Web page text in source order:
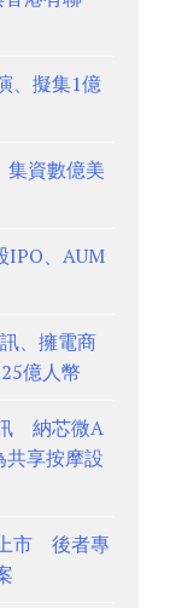
、擬集1億
集資數億美
IPO、AUM
、擁電商
億人幣
納芯微A
共享按摩設
市 後者專